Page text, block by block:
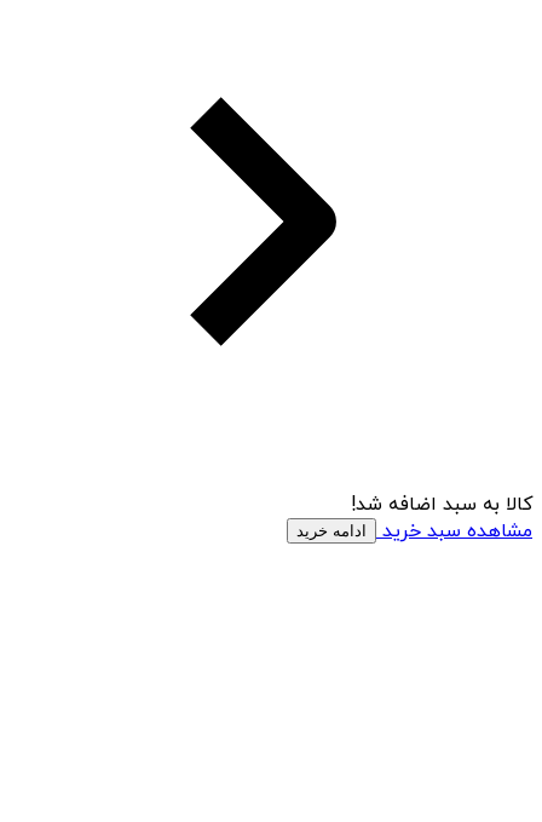
کالا به سبد اضافه شد!
مشاهده سبد خرید
ادامه خرید